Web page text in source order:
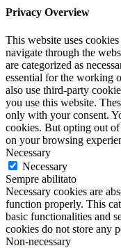
Privacy Overview
This website uses
navigate through the
are categorized as
essential for the working
also use third-party
you use this website.
only with your consent.
cookies. But opting out of
on your browsing
Necessary
Necessary
Sempre abilitato
Necessary cookies are
function properly. This
basic functionalities and
cookies do not store any
Non-necessary